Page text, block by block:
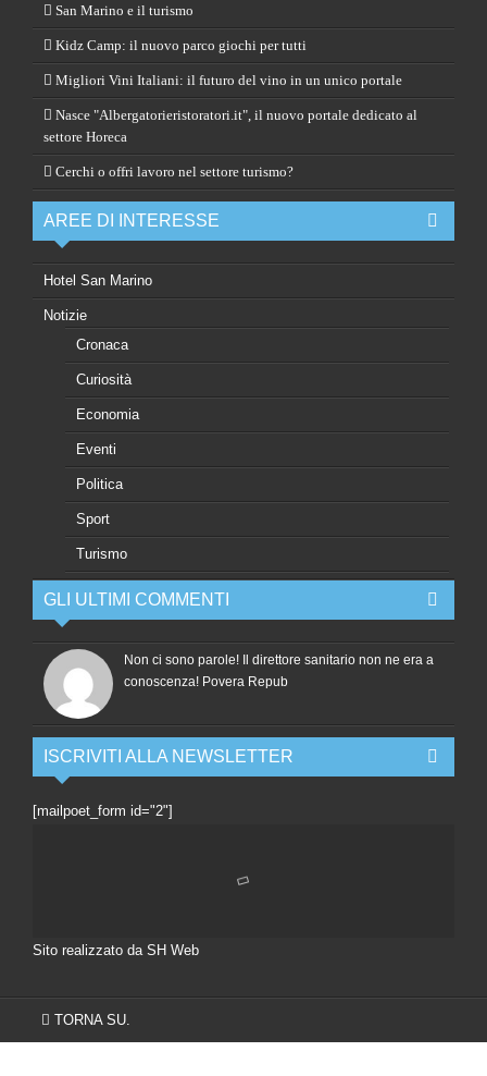
San Marino e il turismo
Kidz Camp: il nuovo parco giochi per tutti
Migliori Vini Italiani: il futuro del vino in un unico portale
Nasce "Albergatorieristoratori.it", il nuovo portale dedicato al
settore Horeca
Cerchi o offri lavoro nel settore turismo?
AREE DI INTERESSE
Hotel San Marino
Notizie
Cronaca
Curiosità
Economia
Eventi
Politica
Sport
Turismo
GLI ULTIMI COMMENTI
Non ci sono parole! Il direttore sanitario non ne era a
conoscenza! Povera Repub
ISCRIVITI ALLA NEWSLETTER
[mailpoet_form id="2"]
Sito realizzato da SH Web
TORNA SU.